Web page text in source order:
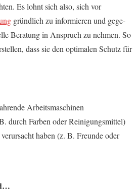
Es lohnt sich also, sich vor
gründ­lich zu infor­mie­ren und gege­
Bera­tung in Anspruch zu neh­men. So
dass sie den opti­ma­len Schutz für
Arbeitsmaschinen
durch Far­ben oder Reinigungsmittel)
haben (z. B. Freun­de oder